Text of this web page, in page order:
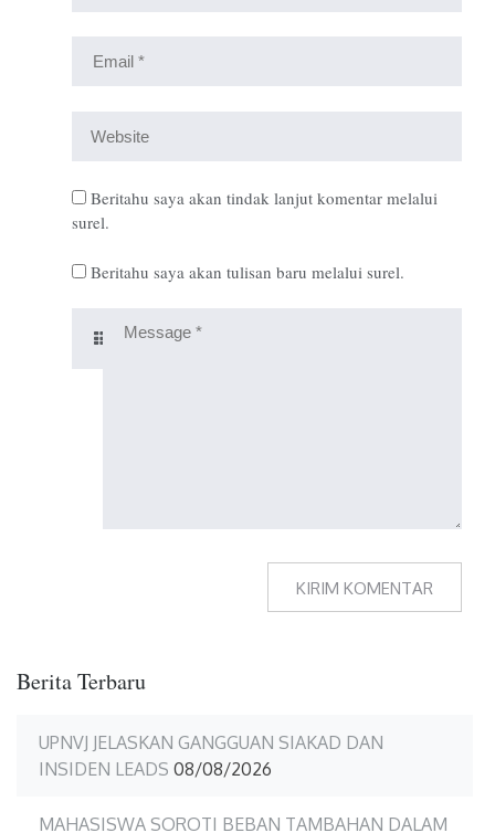
Beritahu saya akan tindak lanjut komentar melalui
surel.
Beritahu saya akan tulisan baru melalui surel.
Berita Terbaru
UPNVJ JELASKAN GANGGUAN SIAKAD DAN
INSIDEN LEADS 08/08/2026
MAHASISWA SOROTI BEBAN TAMBAHAN DALAM